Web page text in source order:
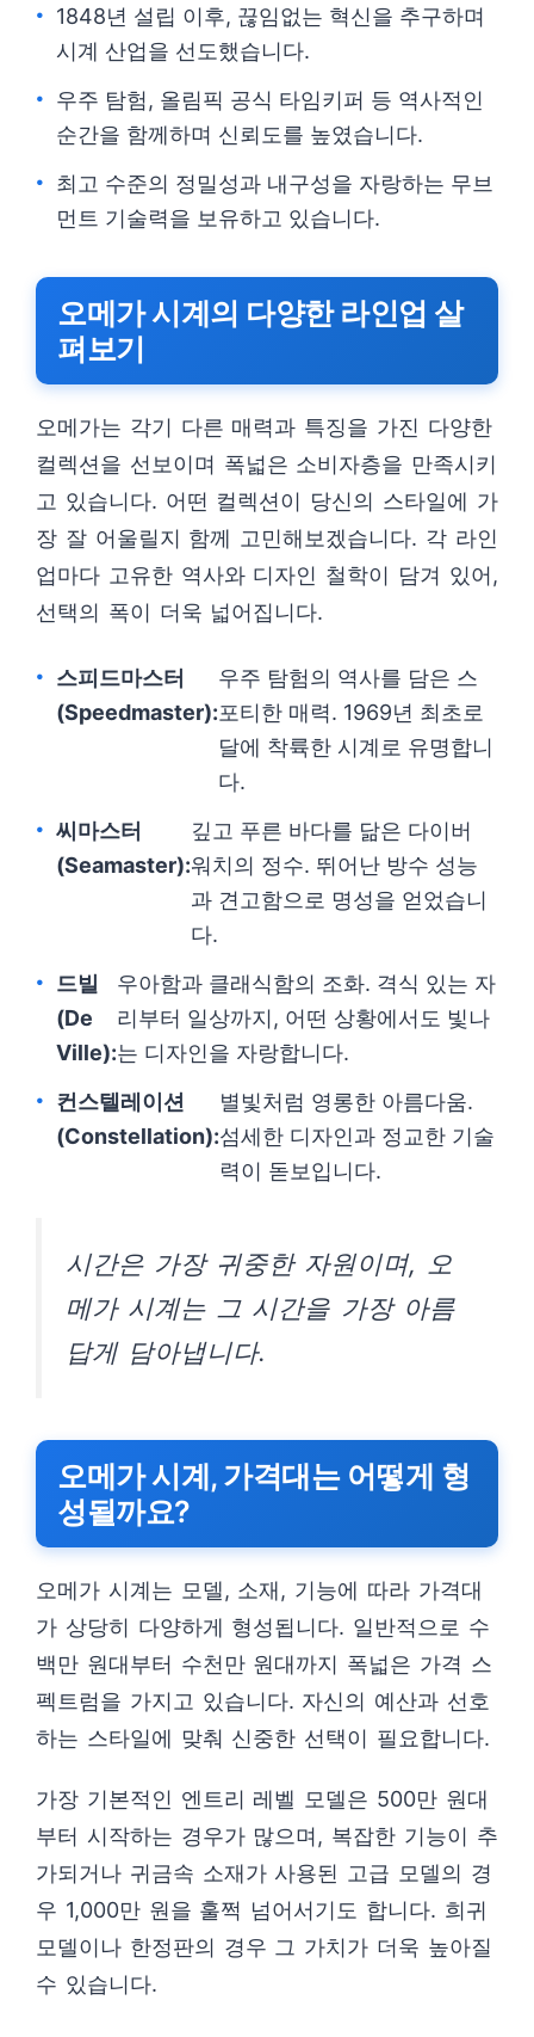
1848년 설립 이후, 끊임없는 혁신을 추구하며
시계 산업을 선도했습니다.
우주 탐험, 올림픽 공식 타임키퍼 등 역사적인
순간을 함께하며 신뢰도를 높였습니다.
최고 수준의 정밀성과 내구성을 자랑하는 무브
먼트 기술력을 보유하고 있습니다.
오메가 시계의 다양한 라인업 살
펴보기
오메가는 각기 다른 매력과 특징을 가진 다양한
컬렉션을 선보이며 폭넓은 소비자층을 만족시키
고 있습니다. 어떤 컬렉션이 당신의 스타일에 가
장 잘 어울릴지 함께 고민해보겠습니다. 각 라인
업마다 고유한 역사와 디자인 철학이 담겨 있어,
선택의 폭이 더욱 넓어집니다.
스피드마스터
(Speedmaster):
우주 탐험의 역사를 담은 스
포티한 매력. 1969년 최초로
달에 착륙한 시계로 유명합니
다.
씨마스터
(Seamaster):
깊고 푸른 바다를 닮은 다이버
워치의 정수. 뛰어난 방수 성능
과 견고함으로 명성을 얻었습니
다.
드빌
(De
Ville):
우아함과 클래식함의 조화. 격식 있는 자
리부터 일상까지, 어떤 상황에서도 빛나
는 디자인을 자랑합니다.
컨스텔레이션
(Constellation):
별빛처럼 영롱한 아름다움.
섬세한 디자인과 정교한 기술
력이 돋보입니다.
시간은 가장 귀중한 자원이며, 오
메가 시계는 그 시간을 가장 아름
답게 담아냅니다.
오메가 시계, 가격대는 어떻게 형
성될까요?
오메가 시계는 모델, 소재, 기능에 따라 가격대
가 상당히 다양하게 형성됩니다. 일반적으로 수
백만 원대부터 수천만 원대까지 폭넓은 가격 스
펙트럼을 가지고 있습니다. 자신의 예산과 선호
하는 스타일에 맞춰 신중한 선택이 필요합니다.
가장 기본적인 엔트리 레벨 모델은 500만 원대
부터 시작하는 경우가 많으며, 복잡한 기능이 추
가되거나 귀금속 소재가 사용된 고급 모델의 경
우 1,000만 원을 훌쩍 넘어서기도 합니다. 희귀
모델이나 한정판의 경우 그 가치가 더욱 높아질
수 있습니다.